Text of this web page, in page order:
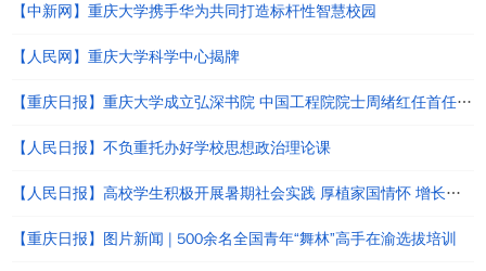
【中新网】重庆大学携手华为共同打造标杆性智慧校园
【人民网】重庆大学科学中心揭牌
【重庆日报】重庆大学成立弘深书院 中国工程院院士周绪红任首任院长
【人民日报】不负重托办好学校思想政治理论课
【人民日报】高校学生积极开展暑期社会实践 厚植家国情怀 增长知识才干 （深聚焦）
【重庆日报】图片新闻 | 500余名全国青年“舞林”高手在渝选拔培训